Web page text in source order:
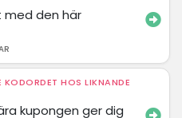
med den här
KODORDET HOS LIKNANDE
kupongen ger dig